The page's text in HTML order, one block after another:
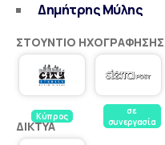
Δημήτρης Μύλης
ΣΤΟΎΝΤΙΟ ΗΧΟΓΡΆΦΗΣΗΣ
Κύπρος
σε
συνεργασία
ΔΊΚΤΥΑ